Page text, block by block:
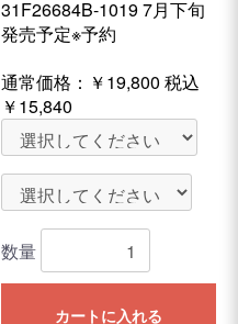
31F26684B-1019 7月下旬
発売予定※予約
通常価格： ￥19,800 税込
￥15,840
数量
カートに入れる